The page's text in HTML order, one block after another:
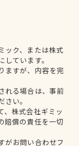
ック、または株式
ています。
ますが、内容を完
れる場合は、事前
い。
、株式会社ギミッ
賠償の責任を一切
がお問い合わせフ